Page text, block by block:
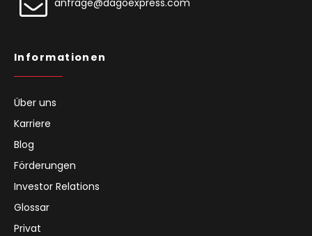
anfrage@dagoexpress.com
Informationen
Über uns
Karriere
Blog
Förderungen
Investor Relations
Glossar
Privat